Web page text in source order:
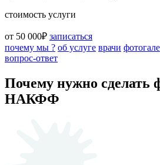
стоимость услуги
от 50 000₽ записаться
почему мы ? об услуге врачи
вопрос-ответ
Почему нужно сделать
НАКФФ